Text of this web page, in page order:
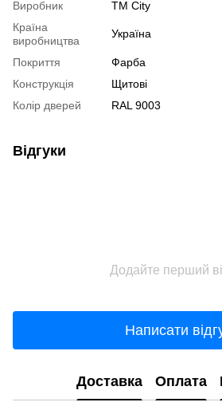
Виробник
TM City
Країна
виробництва
Україна
Покриття
Фарба
Конструкція
Щитові
Колір дверей
RAL 9003
Відгуки
Додайте перший
Написати
Доставка Оплата